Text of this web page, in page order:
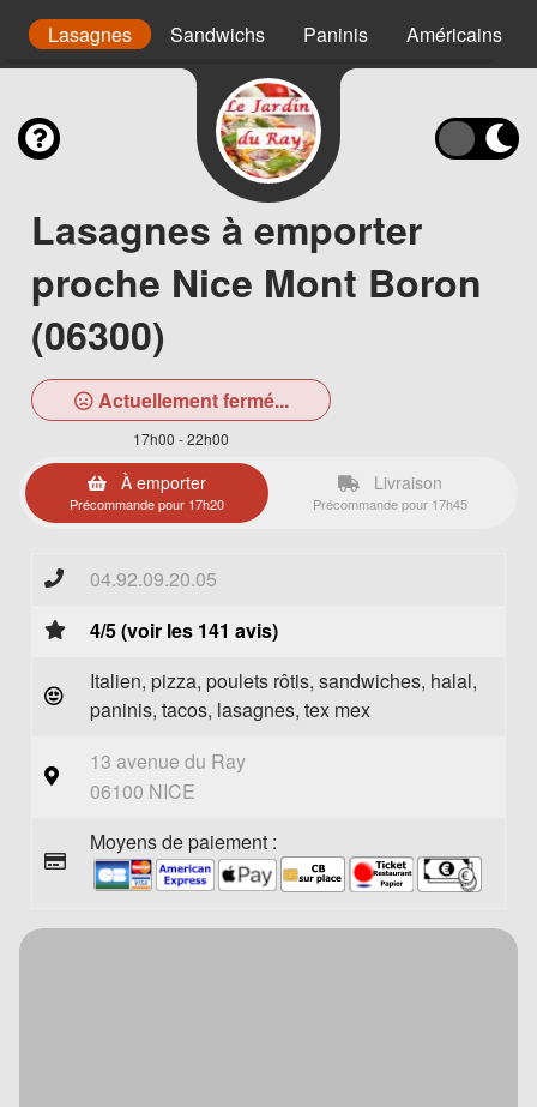
Lasagnes Sandwichs Paninis Américains
Lasagnes à emporter
proche Nice Mont Boron
(06300)
Actuellement fermé...
17h00 - 22h00
À emporter
Précommande pour 17h20
Livraison
Précommande pour 17h45
04.92.09.20.05
4/5 (voir les 141 avis)
Italien, pizza, poulets rôtis, sandwiches, halal,
paninis, tacos, lasagnes, tex mex
13 avenue du Ray
06100 NICE
Moyens de paiement :